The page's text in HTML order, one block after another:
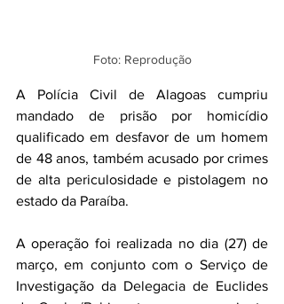
Foto: Reprodução
A Polícia Civil de Alagoas cumpriu
mandado de prisão por homicídio
qualificado em desfavor de um homem
de 48 anos, também acusado por crimes
de alta periculosidade e pistolagem no
estado da Paraíba.
A operação foi realizada no dia (27) de
março, em conjunto com o Serviço de
Investigação da Delegacia de Euclides